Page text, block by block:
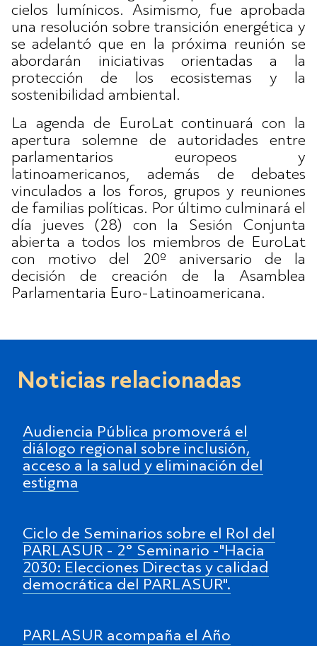
cielos lumínicos. Asimismo, fue aprobada
una resolución sobre transición energética y
se adelantó que en la próxima reunión se
abordarán iniciativas orientadas a la
protección de los ecosistemas y la
sostenibilidad ambiental.
La agenda de EuroLat continuará con la
apertura solemne de autoridades entre
parlamentarios europeos y
latinoamericanos, además de debates
vinculados a los foros, grupos y reuniones
de familias políticas. Por último culminará el
día jueves (28) con la Sesión Conjunta
abierta a todos los miembros de EuroLat
con motivo del 20º aniversario de la
decisión de creación de la Asamblea
Parlamentaria Euro-Latinoamericana.
Noticias relacionadas
Audiencia Pública promoverá el
diálogo regional sobre inclusión,
acceso a la salud y eliminación del
estigma
Ciclo de Seminarios sobre el Rol del
PARLASUR - 2° Seminario -"Hacia
2030: Elecciones Directas y calidad
democrática del PARLASUR".
PARLASUR acompaña el Año